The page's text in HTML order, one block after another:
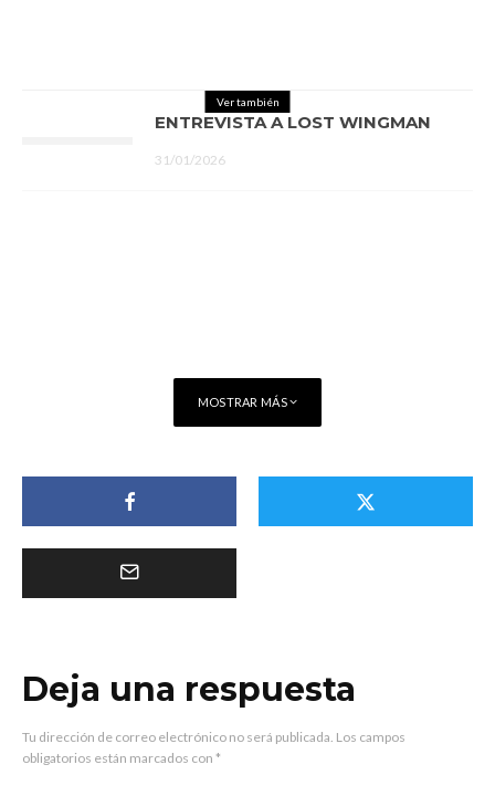
Ver también
ENTREVISTA A LOST WINGMAN
31/01/2026
MOSTRAR MÁS
Deja una respuesta
Tu dirección de correo electrónico no será publicada. Los campos
obligatorios están marcados con *